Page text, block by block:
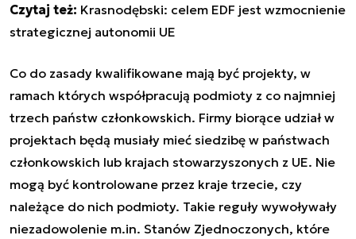
Czytaj też: Krasnodębski: celem EDF jest wzmocnienie
strategicznej autonomii UE
Co do zasady kwalifikowane mają być projekty, w
ramach których współpracują podmioty z co najmniej
trzech państw członkowskich. Firmy biorące udział w
projektach będą musiały mieć siedzibę w państwach
członkowskich lub krajach stowarzyszonych z UE. Nie
mogą być kontrolowane przez kraje trzecie, czy
należące do nich podmioty. Takie reguły wywoływały
niezadowolenie m.in. Stanów Zjednoczonych, które